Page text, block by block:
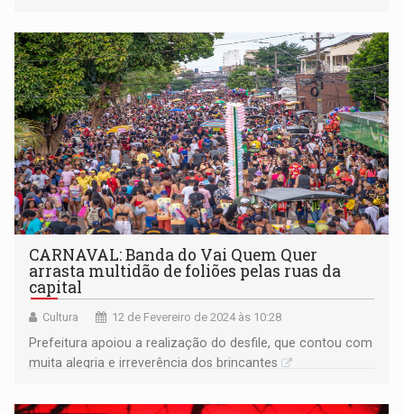
CARNAVAL: Banda do Vai Quem Quer
arrasta multidão de foliões pelas ruas da
capital
Cultura 12 de Fevereiro de 2024 às 10:28
Prefeitura apoiou a realização do desfile, que contou com
muita alegria e irreverência dos brincantes